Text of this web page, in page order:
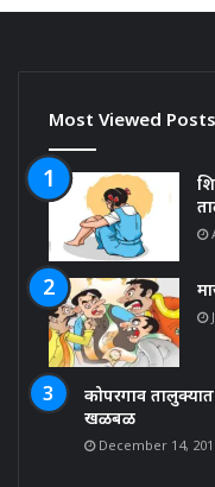
Most Viewed Posts
कोपरगाव
खळबळ
December 14,